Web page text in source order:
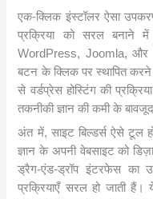
एक-क्लिक इंस्टॉलर ऐसा
प्रक्रिया को सरल बनाने
WordPress, Joomla, और
बटन के क्लिक पर स्थापित करने
से वर्डप्रेस होस्टिंग की
तकनीकी ज्ञान की कमी के
अंत में, साइट बिल्डर्स ऐसे टूल
ज्ञान के अपनी वेबसाइट को
ड्रैग-एंड-ड्रॉप इंटरफेस का
प्रक्रियाएँ सरल हो जाती हैं।